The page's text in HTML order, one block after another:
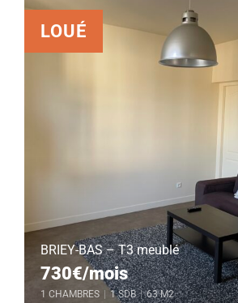
LOUÉ
BRIEY-BAS – T3 meublé
730€/mois
1 CHAMBRES 1 SDB | 63 M2